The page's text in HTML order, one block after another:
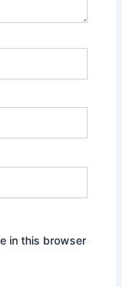
in this browser